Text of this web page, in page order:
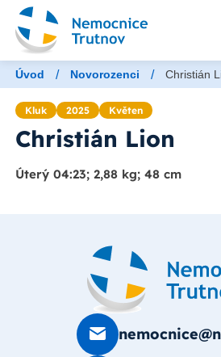
Úvod / Novorozenci / Christián
Kluk 2025 Květen
Christián Lion
Úterý 04:23; 2,88 kg; 48 cm